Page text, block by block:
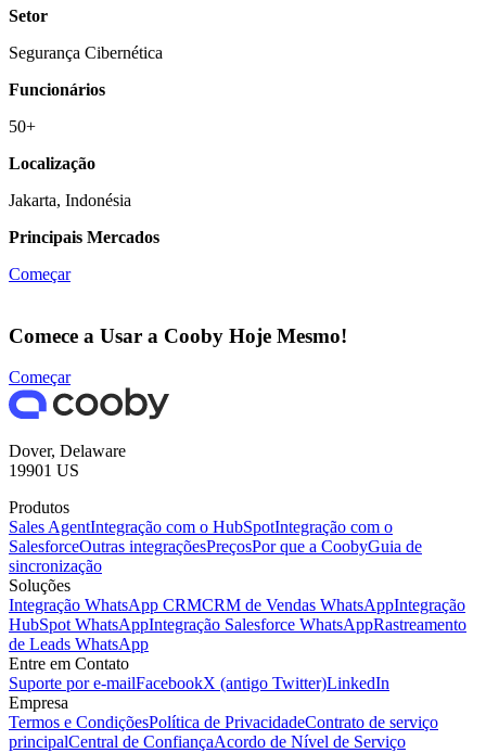
Setor
Segurança Cibernética
Funcionários
50+
Localização
Jakarta, Indonésia
Principais Mercados
Começar
Comece a Usar a Cooby Hoje Mesmo!
Começar
Dover, Delaware
19901 US
Produtos
Sales AgentIntegração com o HubSpotIntegração com o
SalesforceOutras integraçõesPreçosPor que a CoobyGuia de
sincronização
Soluções
Integração WhatsApp CRMCRM de Vendas WhatsAppIntegração
HubSpot WhatsAppIntegração Salesforce WhatsAppRastreamento
de Leads WhatsApp
Entre em Contato
Suporte por e-mailFacebookX (antigo Twitter)LinkedIn
Empresa
Termos e CondiçõesPolítica de PrivacidadeContrato de serviço
principalCentral de ConfiançaAcordo de Nível de Serviço